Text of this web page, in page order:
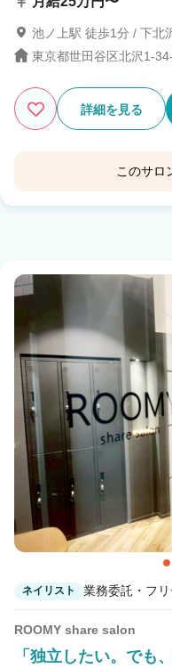
池ノ上駅 徒歩1分 / 下北
東京都世田谷区北沢1-
詳細を見る
このサロ
REI
ネイリスト 業務委託・フ
ROOMY share salon
「独立したい。でも